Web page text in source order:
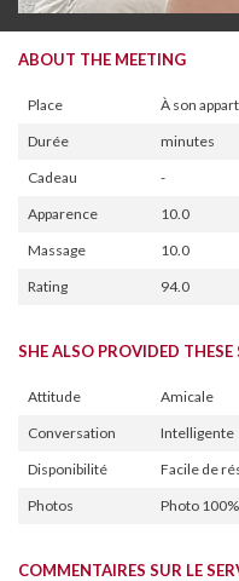
ABOUT THE MEETING
Place
À son
Durée
minutes
Cadeau
-
Apparence
10.0
Massage
10.0
Rating
94.0
SHE ALSO PROVIDED THESE
Attitude
Amicale
Conversation
Intelligente
Disponibilité
Facile de
Photos
Photo
COMMENTAIRES SUR LE